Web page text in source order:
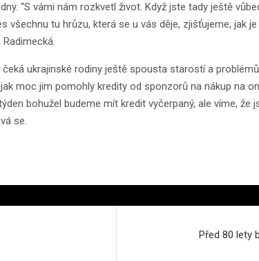
“S vámi nám rozkvetl život. Když jste tady ještě
všechnu tu hrůzu, která se u vás děje, zjišťujeme, jak
ukrajinské rodiny ještě spousta starostí a
moc jim pomohly kredity od sponzorů na nákup na
bohužel budeme mít kredit vyčerpaný, ale víme, že
se.
Před 80 lety